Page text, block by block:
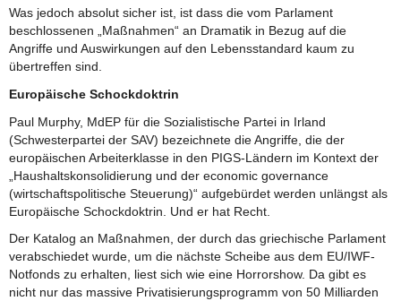
Was jedoch absolut sicher ist, ist dass die vom Parlament
beschlossenen „Maßnahmen“ an Dramatik in Bezug auf die
Angriffe und Auswirkungen auf den Lebensstandard kaum zu
übertreffen sind.
Europäische Schockdoktrin
Paul Murphy, MdEP für die Sozialistische Partei in Irland
(Schwesterpartei der SAV) bezeichnete die Angriffe, die der
europäischen Arbeiterklasse in den PIGS-Ländern im Kontext der
„Haushaltskonsolidierung und der economic governance
(wirtschaftspolitische Steuerung)“ aufgebürdet werden unlängst als
Europäische Schockdoktrin. Und er hat Recht.
Der Katalog an Maßnahmen, der durch das griechische Parlament
verabschiedet wurde, um die nächste Scheibe aus dem EU/IWF-
Notfonds zu erhalten, liest sich wie eine Horrorshow. Da gibt es
nicht nur das massive Privatisierungsprogramm von 50 Milliarden